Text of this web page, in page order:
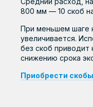
800 мм — 10 скоб
При меньшем шаге
увеличивается.
без скоб приводит
снижению срока
Приобрести